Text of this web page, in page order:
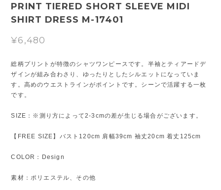
PRINT TIERED SHORT SLEEVE MIDI
SHIRT DRESS M-17401
¥6,480
総柄プリントが特徴のシャツワンピースです。半袖とティアードデ
ザインが組み合わさり、ゆったりとしたシルエットになっていま
す。高めのウエストラインがポイントです。シーンで活躍する一枚
です。
SIZE：※測り方によって2-3cmの差が生じる場合がございます。
【FREE SIZE】バスト120cm 肩幅39cm 袖丈20cm 着丈125cm
COLOR：Design
素材：ポリエステル、その他